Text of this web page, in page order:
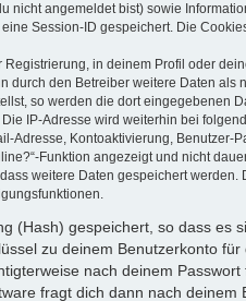
nicht angemeldet bist) sowie
Session-ID gespeichert. Die
in deinem Profil oder
durch den Betreiber weitere Daten
so werden die dort eingegebenen
IP-Adresse wird weiterhin bei
Adresse, Kontoaktivierung,
Funktion angezeigt und nicht
weitere Daten gespeichert
(Hash) gespeichert, so dass
zu deinem Benutzerkonto
nach deinem
fragt dich dann nach